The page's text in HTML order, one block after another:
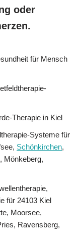
oder
für Mensch
Therapie in Kiel
Systeme für
Schönkirchen,
Mönkeberg,
für 24103 Kiel
Moorsee,
Ravensberg,